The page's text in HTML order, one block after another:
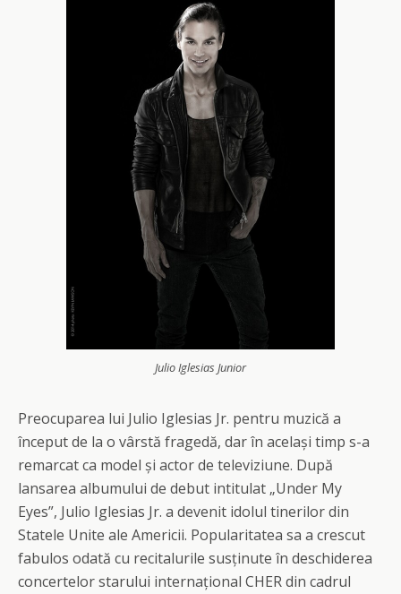
Julio Iglesias Junior
Preocuparea lui Julio Iglesias Jr. pentru muzică a
început de la o vârstă fragedă, dar în același timp s-a
remarcat ca model și actor de televiziune. După
lansarea albumului de debut intitulat „Under My
Eyes”, Julio Iglesias Jr. a devenit idolul tinerilor din
Statele Unite ale Americii. Popularitatea sa a crescut
fabulos odată cu recitalurile susținute în deschiderea
concertelor starului internațional CHER din cadrul